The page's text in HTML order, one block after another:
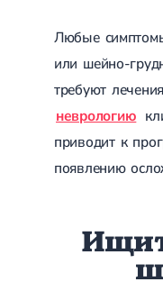
Любые
или шейно-
требуют
неврологию
приводит к
появлению